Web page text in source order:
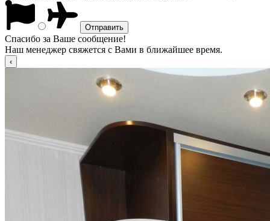
Спасибо за Ваше сообщение!
Наш менеджер свяжется с Вами в ближайшее время.